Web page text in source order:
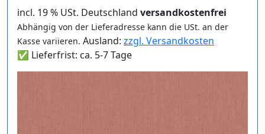
incl. 19 % USt. Deutschland versandkostenfrei
Abhängig von der Lieferadresse kann die USt. an der
Kasse variieren. Ausland: zzgl. Versandkosten
✅ Lieferfrist: ca. 5-7 Tage